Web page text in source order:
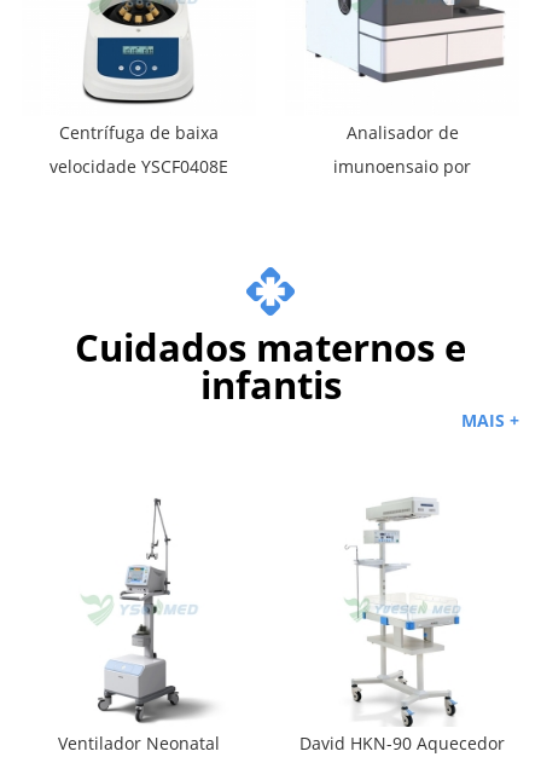
Centrífuga de baixa
velocidade YSCF0408E
Analisador de
imunoensaio por
Cuidados maternos e
infantis
MAIS +
Ventilador Neonatal
David HKN-90 Aquecedor